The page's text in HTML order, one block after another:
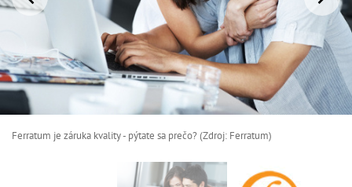
Ferratum je záruka kvality - pýtate sa prečo? (Zdroj: Ferratum)